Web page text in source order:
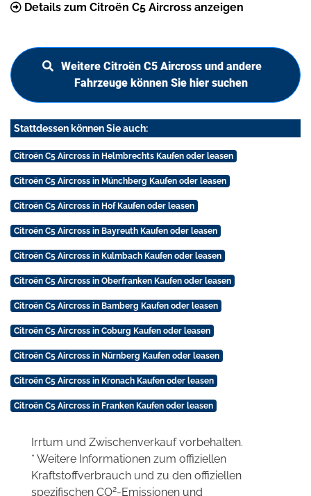
Details zum Citroën C5 Aircross anzeigen
Weitere Citroën C5 Aircross und andere
Fahrzeuge können Sie hier suchen
Stattdessen können Sie auch:
Citroën C5 Aircross in Helmbrechts Kaufen oder leasen
Citroën C5 Aircross in Münchberg Kaufen oder leasen
Citroën C5 Aircross in Hof Kaufen oder leasen
Citroën C5 Aircross in Bayreuth Kaufen oder leasen
Citroën C5 Aircross in Kulmbach Kaufen oder leasen
Citroën C5 Aircross in Oberfranken Kaufen oder leasen
Citroën C5 Aircross in Bamberg Kaufen oder leasen
Citroën C5 Aircross in Coburg Kaufen oder leasen
Citroën C5 Aircross in Nürnberg Kaufen oder leasen
Citroën C5 Aircross in Kronach Kaufen oder leasen
Citroën C5 Aircross in Franken Kaufen oder leasen
Irrtum und Zwischenverkauf vorbehalten.
* Weitere Informationen zum offiziellen
Kraftstoffverbrauch und zu den offiziellen
spezifischen CO2-Emissionen und